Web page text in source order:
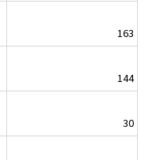
163
144
30